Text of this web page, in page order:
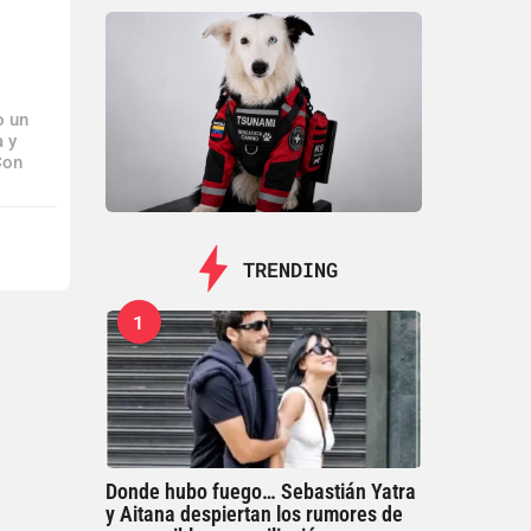
un
y
TRENDING
1
Donde hubo fuego… Sebastián Yatra
y Aitana despiertan los rumores de